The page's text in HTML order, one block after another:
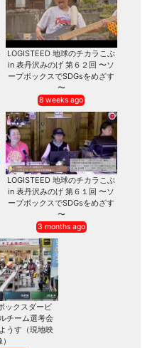
LOGISTEED 地球のチカラこぶ
in 表丹沢みのげ 第６２回 〜ソ
ープボックスでSDGsをめざす
〜
8 weeks ago
LOGISTEED 地球のチカラこぶ
in 表丹沢みのげ 第６１回 〜ソ
ープボックスでSDGsをめざす
〜
3 months ago
ックスダービ
チーム選考会
うす（現地映